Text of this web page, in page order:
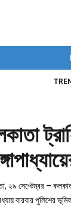
২৯ সেপ্টেম্বর –
বারবার পুলিশের